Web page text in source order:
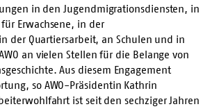
in den Jugendmigrationsdiensten, in
Erwachsene, in der
der Quartiersarbeit, an Schulen und in
an vielen Stellen für die Belange von
Aus diesem Engagement
so AWO-Präsidentin Kathrin
ist seit den sechziger Jahren